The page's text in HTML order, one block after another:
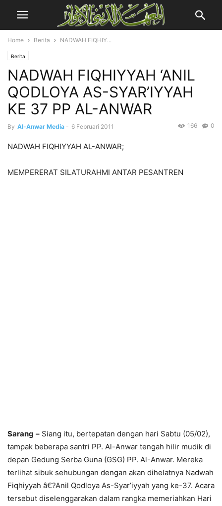
Home Berita NADWAH FIQHIY...
Berita
NADWAH FIQHIYYAH ‘ANIL
QODLOYA AS-SYAR’IYYAH
KE 37 PP AL-ANWAR
By Al-Anwar Media - 6 Februari 2011 0
166
NADWAH FIQHIYYAH AL-ANWAR;
MEMPERERAT SILATURAHMI ANTAR PESANTREN
Sarang – Siang itu, bertepatan dengan hari Sabtu (05/02),
tampak beberapa santri PP. Al-Anwar tengah hilir mudik di
depan Gedung Serba Guna (GSG) PP. Al-Anwar. Mereka
terlihat sibuk sehubungan dengan akan dihelatnya Nadwah
Fiqhiyyah â€?Anil Qodloya As-Syar’iyyah yang ke-37. Acara
tersebut diselenggarakan dalam rangka memeriahkan Hari